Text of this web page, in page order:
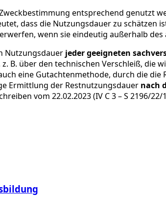
entsprechend genutzt
dass die Nutzungsdauer zu schätzen
wenn sie eindeutig außerhalb
Nutzungsdauer jeder geeigneten
B. über den technischen Verschleiß, die
eine Gutachtenmethode, durch die
Ermittlung der Restnutzungsdauer nach
vom 22.02.2023 (IV C 3 – S 2196/